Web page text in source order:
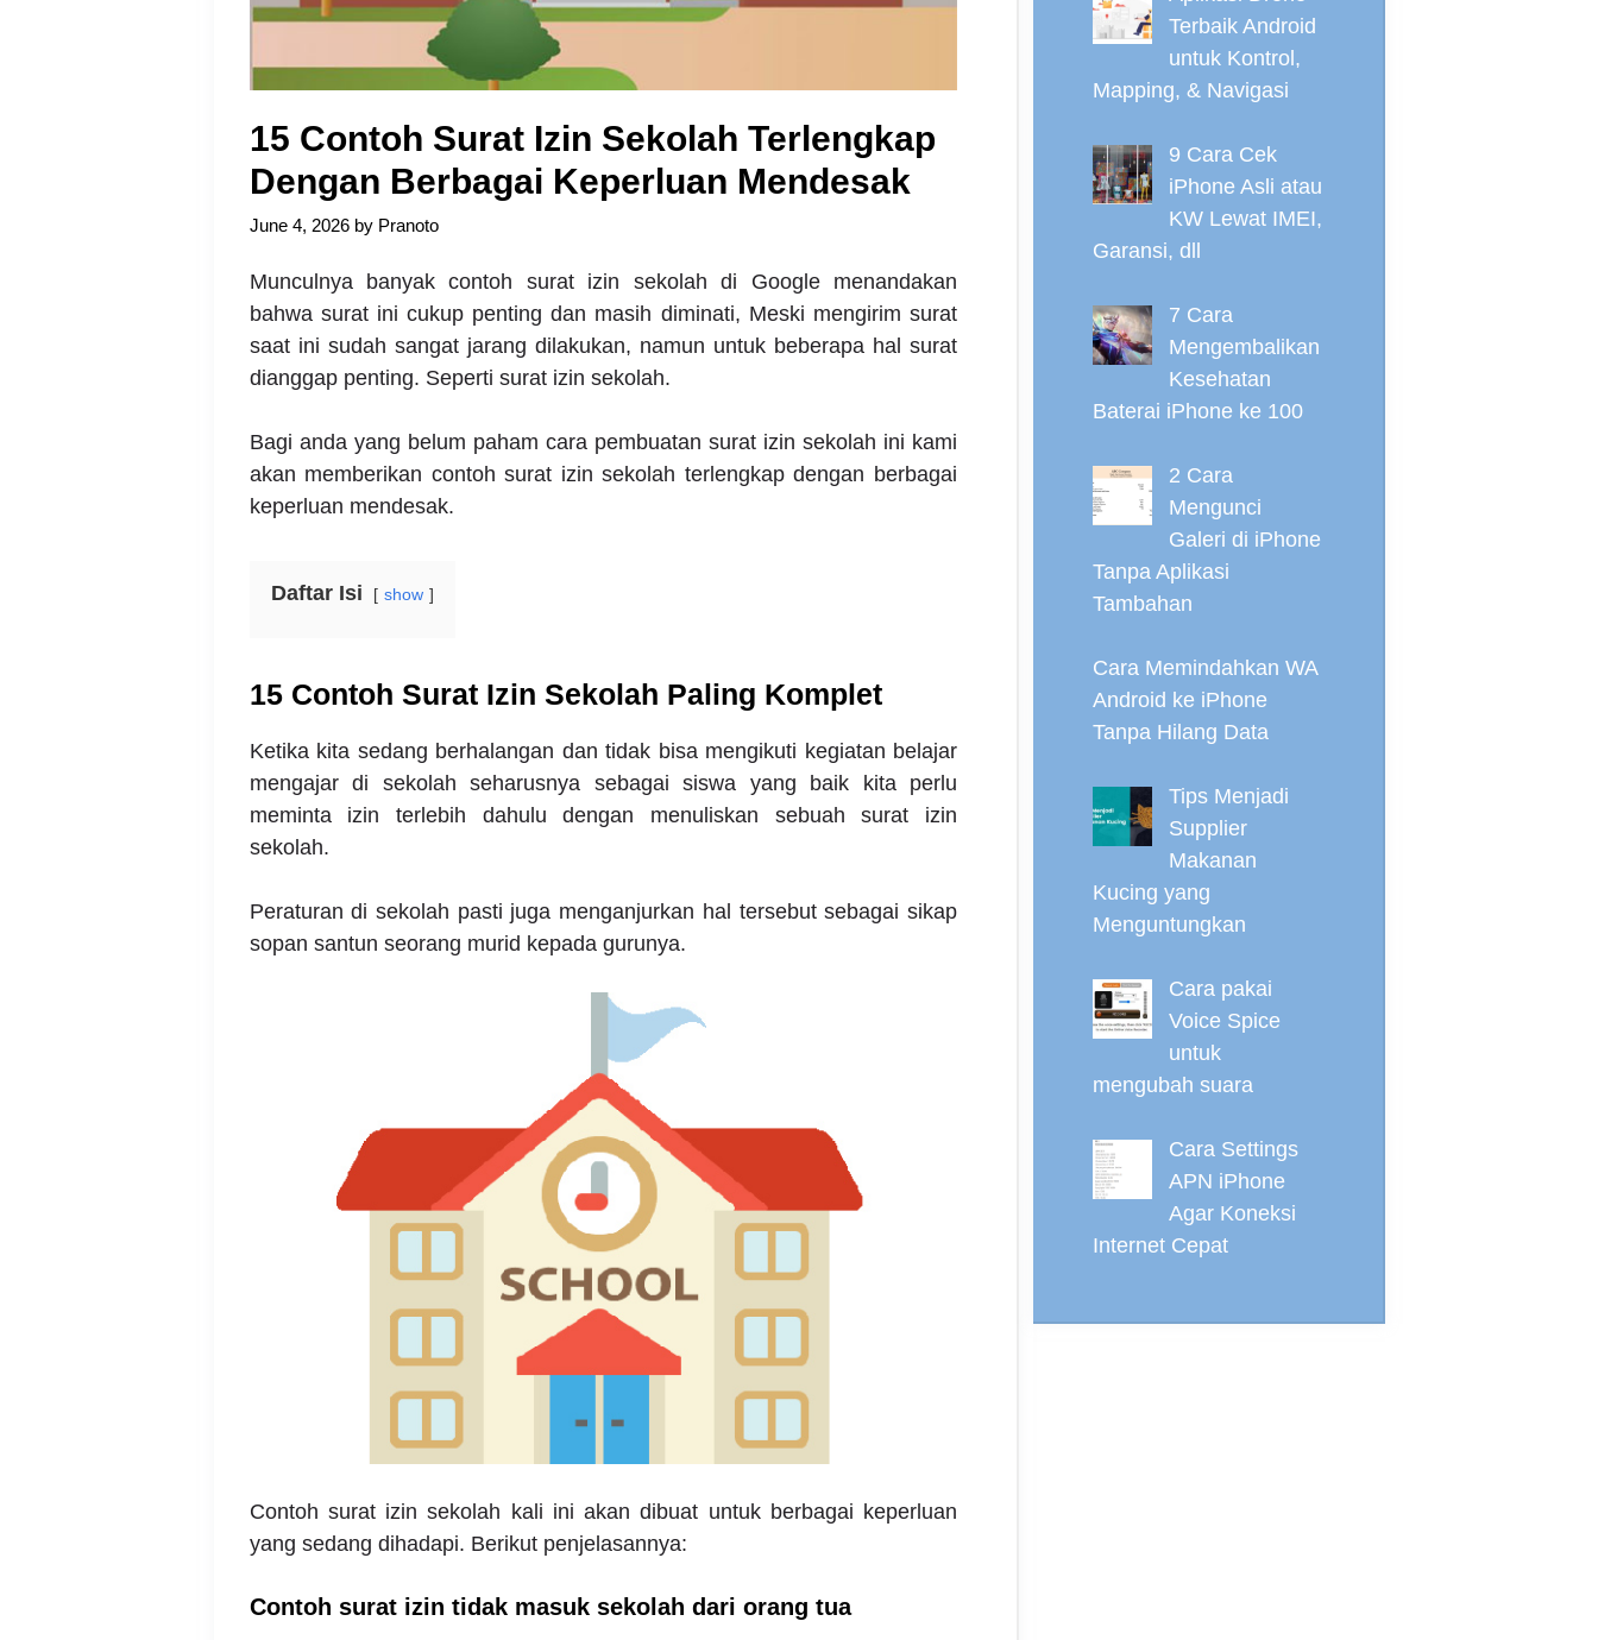
15 Contoh Surat Izin Sekolah Terlengkap
Dengan Berbagai Keperluan Mendesak
June 4, 2026 by Pranoto
Munculnya banyak contoh surat izin sekolah di Google menandakan
bahwa surat ini cukup penting dan masih diminati, Meski mengirim surat
saat ini sudah sangat jarang dilakukan, namun untuk beberapa hal surat
dianggap penting. Seperti surat izin sekolah.
Bagi anda yang belum paham cara pembuatan surat izin sekolah ini kami
akan memberikan contoh surat izin sekolah terlengkap dengan berbagai
keperluan mendesak.
Daftar Isi show
15 Contoh Surat Izin Sekolah Paling Komplet
Ketika kita sedang berhalangan dan tidak bisa mengikuti kegiatan belajar
mengajar di sekolah seharusnya sebagai siswa yang baik kita perlu
meminta izin terlebih dahulu dengan menuliskan sebuah surat izin
sekolah.
Peraturan di sekolah pasti juga menganjurkan hal tersebut sebagai sikap
sopan santun seorang murid kepada gurunya.
Contoh surat izin sekolah kali ini akan dibuat untuk berbagai keperluan
yang sedang dihadapi. Berikut penjelasannya:
Contoh surat izin tidak masuk sekolah dari orang tua
Terbaik Android
untuk Kontrol,
Mapping, & Navigasi
9 Cara Cek
iPhone Asli atau
KW Lewat IMEI,
Garansi, dll
7 Cara
Mengembalikan
Kesehatan
Baterai iPhone ke 100
2 Cara
Mengunci
Galeri di iPhone
Tanpa Aplikasi
Tambahan
Cara Memindahkan WA
Android ke iPhone
Tanpa Hilang Data
Tips Menjadi
Supplier
Makanan
Kucing yang
Menguntungkan
Cara pakai
Voice Spice
untuk
mengubah suara
Cara Settings
APN iPhone
Agar Koneksi
Internet Cepat